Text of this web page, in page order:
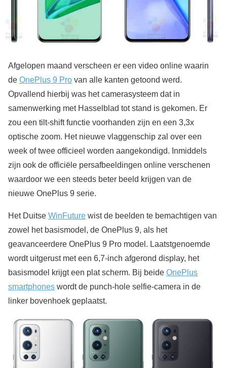
Afgelopen maand verscheen er een video online waarin
de OnePlus 9 Pro van alle kanten getoond werd.
Opvallend hierbij was het camerasysteem dat in
samenwerking met Hasselblad tot stand is gekomen. Er
zou een tilt-shift functie voorhanden zijn en een 3,3x
optische zoom. Het nieuwe vlaggenschip zal over een
week of twee officieel worden aangekondigd. Inmiddels
zijn ook de officiële persafbeeldingen online verschenen
waardoor we een steeds beter beeld krijgen van de
nieuwe OnePlus 9 serie.
Het Duitse WinFuture wist de beelden te bemachtigen van
zowel het basismodel, de OnePlus 9, als het
geavanceerdere OnePlus 9 Pro model. Laatstgenoemde
wordt uitgerust met een 6,7-inch afgerond display, het
basismodel krijgt een plat scherm. Bij beide OnePlus
smartphones wordt de punch-hole selfie-camera in de
linker bovenhoek geplaatst.